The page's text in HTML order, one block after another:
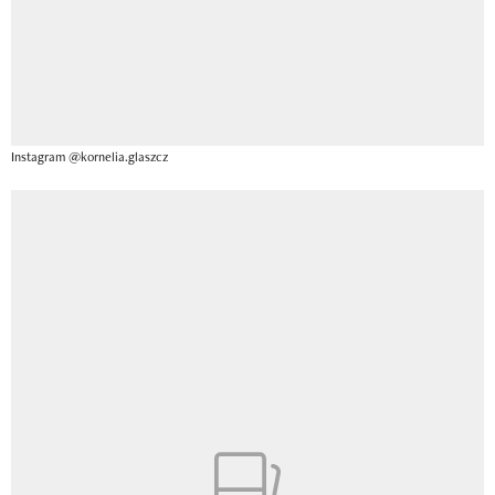
Instagram @kornelia.glaszcz